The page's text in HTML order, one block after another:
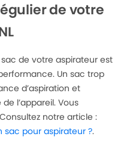
de votre
de votre aspirateur est
Un sac trop
d’aspiration et
l’appareil. Vous
notre article :
pour aspirateur ?.